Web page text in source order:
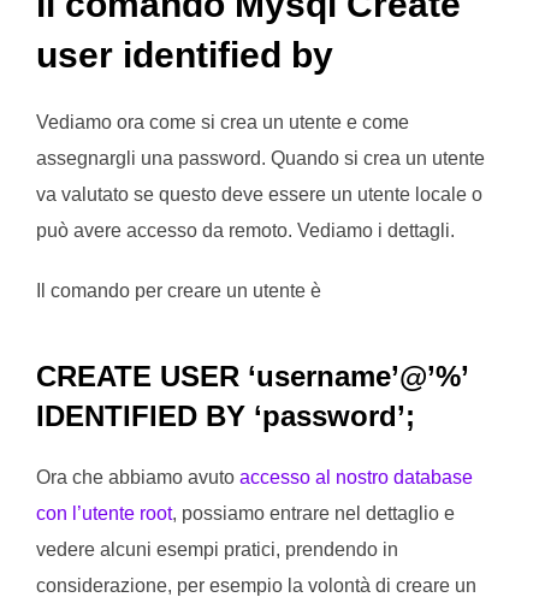
user identified by
Vediamo ora come si crea un utente e come
assegnargli una password. Quando si crea un utente
va valutato se questo deve essere un utente locale o
può avere accesso da remoto. Vediamo i dettagli.
Il comando per creare un utente è
CREATE USER ‘username’@’%’
IDENTIFIED BY ‘password’;
Ora che abbiamo avuto accesso al nostro database
con l’utente root, possiamo entrare nel dettaglio e
vedere alcuni esempi pratici, prendendo in
considerazione, per esempio la volontà di creare un